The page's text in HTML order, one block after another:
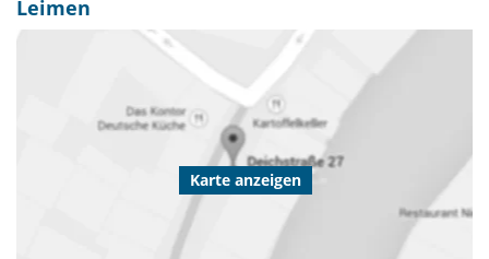
Leimen
Karte anzeigen